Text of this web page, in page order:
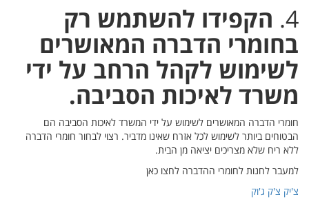
4. הקפידו להשתמש רק
בחומרי הדברה המאושרים
לשימוש לקהל הרחב על ידי
משרד לאיכות הסביבה.
חומרי הדברה המאושרים לשימוש על ידי המשרד לאיכות הסביבה הם
הבטוחים ביותר לשימוש לכל אזרח שאינו מדביר. רצוי לבחור חומרי הדברה
ללא ריח שלא מצריכים יציאה מן הבית.
למעבר לחנות לחומרי ההדברה לחצו כאן
צ'יק צ'ק ג'וק